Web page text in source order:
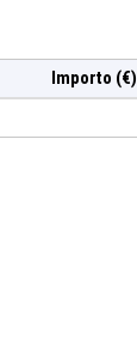
Importo (€)